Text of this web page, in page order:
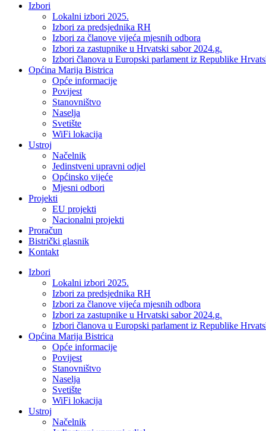
Izbori
Lokalni izbori 2025.
Izbori za predsjednika RH
Izbori za članove vijeća mjesnih odbora
Izbori za zastupnike u Hrvatski sabor 2024.g.
Izbori članova u Europski parlament iz Republike
Općina Marija Bistrica
Opće informacije
Povijest
Stanovništvo
Naselja
Svetište
WiFi lokacija
Ustroj
Načelnik
Jedinstveni upravni odjel
Općinsko vijeće
Mjesni odbori
Projekti
EU projekti
Nacionalni projekti
Proračun
Bistrički glasnik
Kontakt
Izbori
Lokalni izbori 2025.
Izbori za predsjednika RH
Izbori za članove vijeća mjesnih odbora
Izbori za zastupnike u Hrvatski sabor 2024.g.
Izbori članova u Europski parlament iz Republike
Općina Marija Bistrica
Opće informacije
Povijest
Stanovništvo
Naselja
Svetište
WiFi lokacija
Ustroj
Načelnik